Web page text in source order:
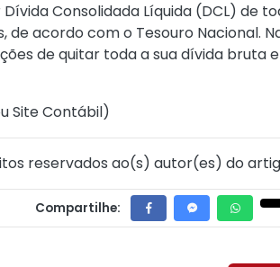
Consolidada Líquida (DCL) de
de acordo com o Tesouro Nacional.
de quitar toda a sua dívida bruta
Site Contábil)
reservados ao(s) autor(es) do
Compartilhe: